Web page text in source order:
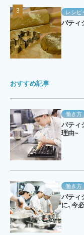
レシピ
パティ
おすすめ記事
働き方
パティ
理由~
働き方
パティ
に、今